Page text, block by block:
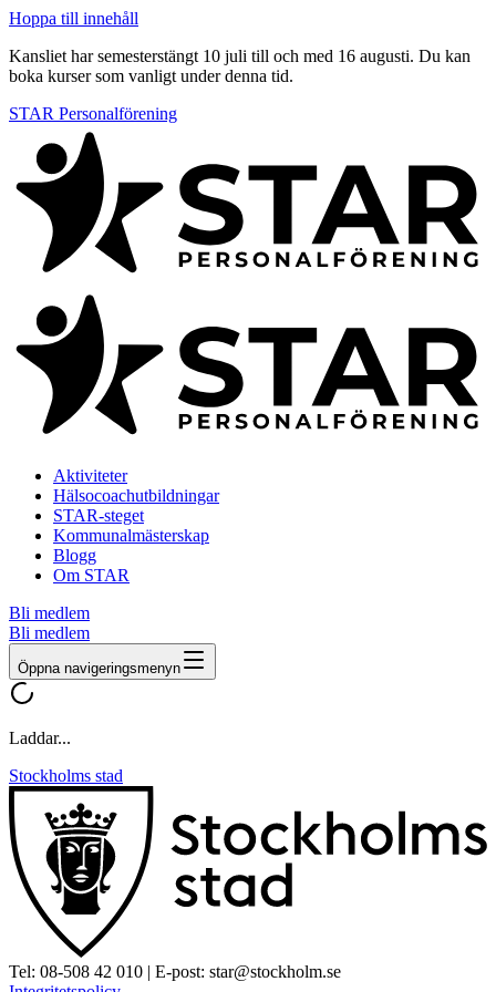
Hoppa till innehåll
Kansliet har semesterstängt 10 juli till och med 16 augusti. Du kan
boka kurser som vanligt under denna tid.
STAR Personalförening
Aktiviteter
Hälsocoachutbildningar
STAR-steget
Kommunalmästerskap
Blogg
Om STAR
Bli medlem
Bli medlem
Öppna navigeringsmenyn
Laddar...
Stockholms stad
Tel: 08-508 42 010 | E-post: star@stockholm.se